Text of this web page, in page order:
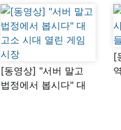
[동영상] "서버 말고
법정에서 봅시다" 대
[